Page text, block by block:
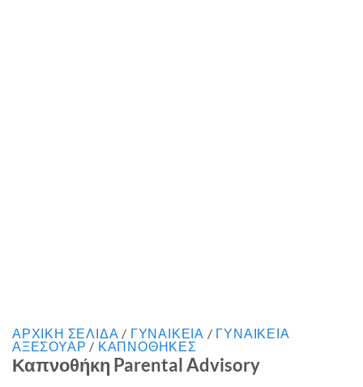
ΑΡΧΙΚΉ ΣΕΛΊΔΑ / ΓΥΝΑΙΚΕΙΑ / ΓΥΝΑΙΚΕΙΑ
ΑΞΕΣΟΥΑΡ / ΚΑΠΝΟΘΗΚΕΣ
Καπνοθήκη Parental Advisory